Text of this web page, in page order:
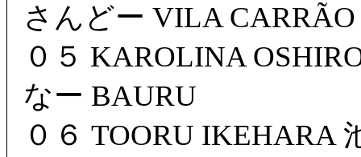
さんどー VILA CARRÃO
０５ KAROLINA
なー BAURU
０６ TOORU